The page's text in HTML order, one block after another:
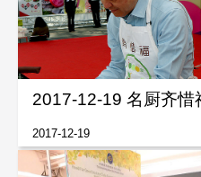
2017-12-19 名厨齐惜
2017-12-19